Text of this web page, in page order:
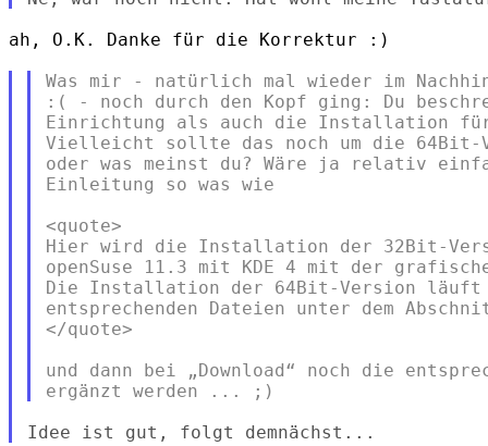
ah, O.K. Danke für die Korrektur :)
Was mir - natürlich mal wieder im
:( - noch durch den Kopf ging: Du
Einrichtung als auch die Installation
Vielleicht sollte das noch um die 64Bit-
oder was meinst du? Wäre ja relativ
Einleitung so was wie
<quote>
Hier wird die Installation der 32Bit-
openSuse 11.3 mit KDE 4 mit der
Die Installation der 64Bit-Version
entsprechenden Dateien unter dem
</quote>
und dann bei „Download“ noch die